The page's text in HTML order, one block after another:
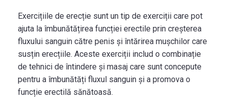
Exercițiile de erecție sunt un tip de exerciții care pot
ajuta la îmbunătățirea funcției erectile prin creșterea
fluxului sanguin către penis și întărirea mușchilor care
susțin erecțiile. Aceste exerciții includ o combinație
de tehnici de întindere și masaj care sunt concepute
pentru a îmbunătăți fluxul sanguin și a promova o
funcție erectilă sănătoasă.